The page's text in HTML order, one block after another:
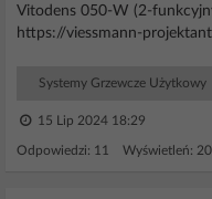
Vitodens 050-W (2-
https://viessmann-
Systemy Grzewcze Użytkowy
15 Lip 2024 18:29
Odpowiedzi: 11 Wyświetleń: